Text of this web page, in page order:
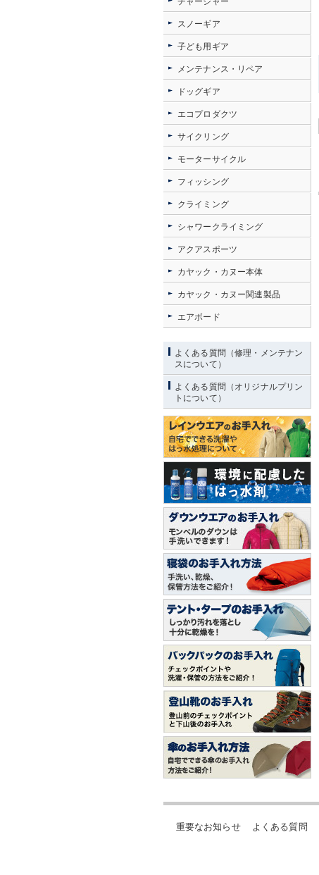
スノーギア
子ども用ギア
メンテナンス・リペア
ドッグギア
エコプロダクツ
サイクリング
モーターサイクル
フィッシング
クライミング
シャワークライミング
アクアスポーツ
カヤック・カヌー本体
カヤック・カヌー関連製品
エアボード
よくある質問（修理・メンテナン
スについて）
よくある質問（オリジナルプリン
トについて）
重要なお知らせ よくある質問